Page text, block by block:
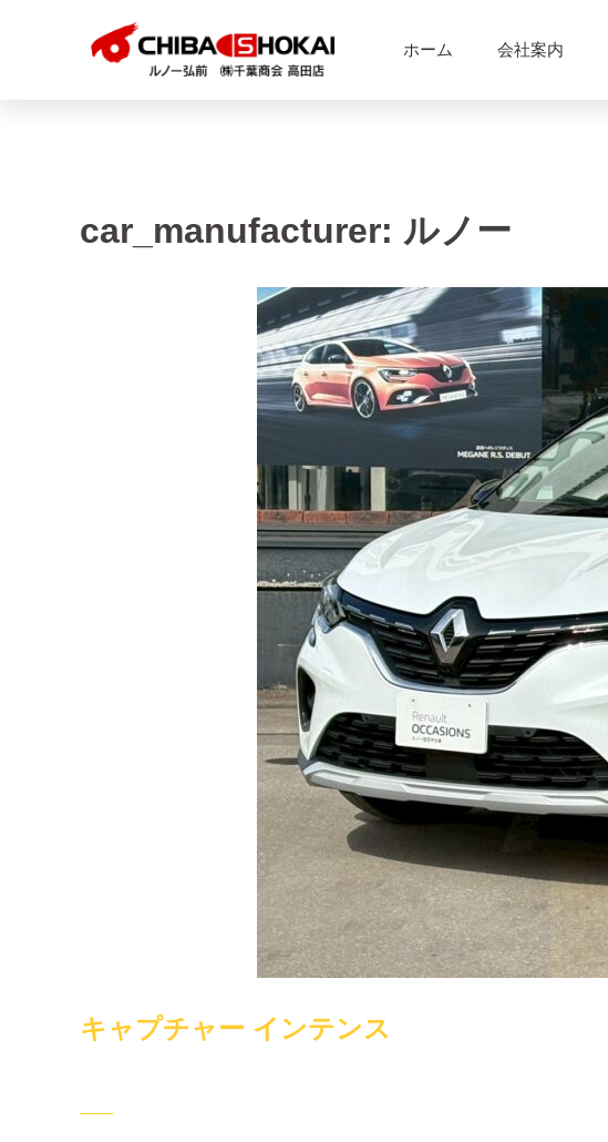
ホーム 会社案内
car_manufacturer: ルノー
キャプチャー インテンス